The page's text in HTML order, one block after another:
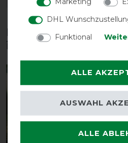
Diese Produkte
interessieren
DHL
Funktional
ALLE
ALLE
AUSWAHL